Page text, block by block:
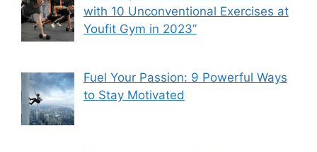
with 10 Unconventional Exercises at
Youfit Gym in 2023”
Fuel Your Passion: 9 Powerful Ways
to Stay Motivated